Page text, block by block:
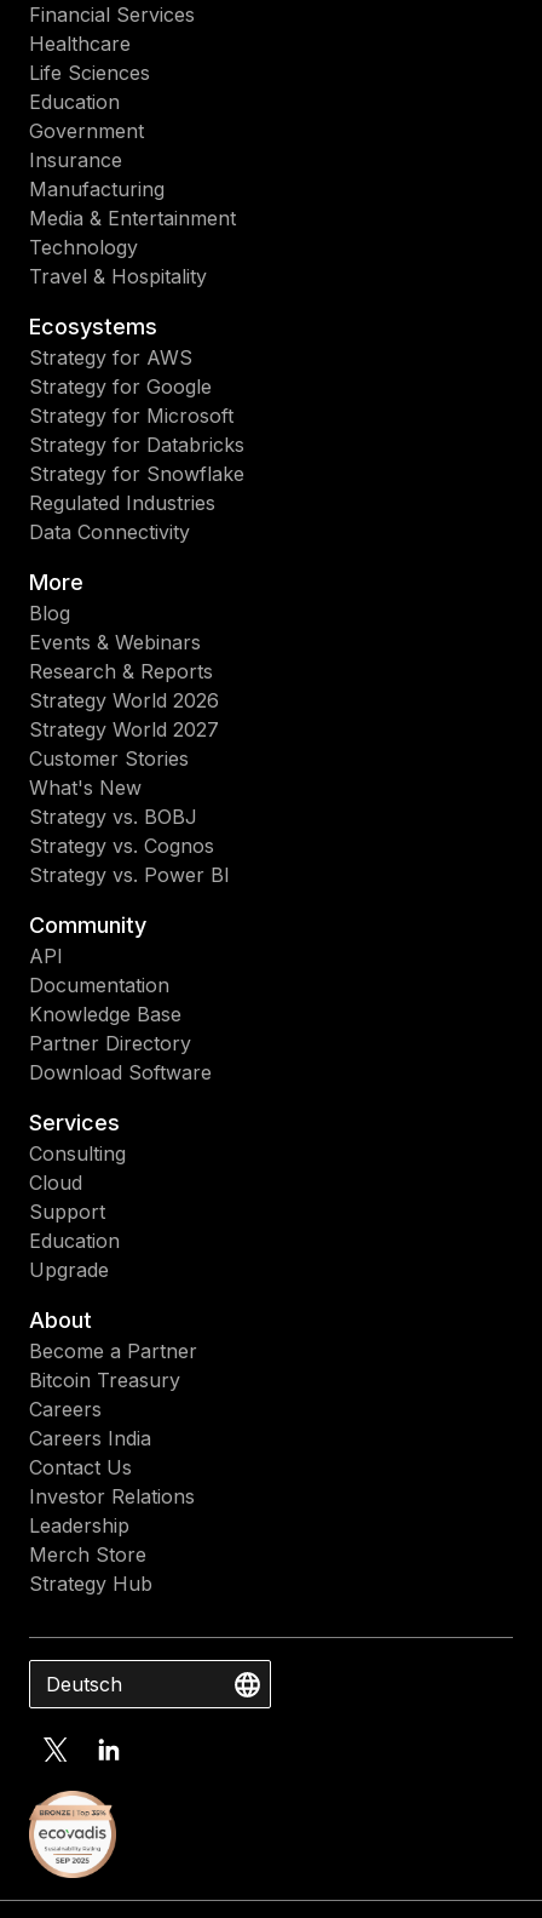
Financial Services
Healthcare
Life Sciences
Education
Government
Insurance
Manufacturing
Media & Entertainment
Technology
Travel & Hospitality
Ecosystems
Strategy for AWS
Strategy for Google
Strategy for Microsoft
Strategy for Databricks
Strategy for Snowflake
Regulated Industries
Data Connectivity
More
Blog
Events & Webinars
Research & Reports
Strategy World 2026
Strategy World 2027
Customer Stories
What's New
Strategy vs. BOBJ
Strategy vs. Cognos
Strategy vs. Power BI
Community
API
Documentation
Knowledge Base
Partner Directory
Download Software
Services
Consulting
Cloud
Support
Education
Upgrade
About
Become a Partner
Bitcoin Treasury
Careers
Careers India
Contact Us
Investor Relations
Leadership
Merch Store
Strategy Hub
Deutsch